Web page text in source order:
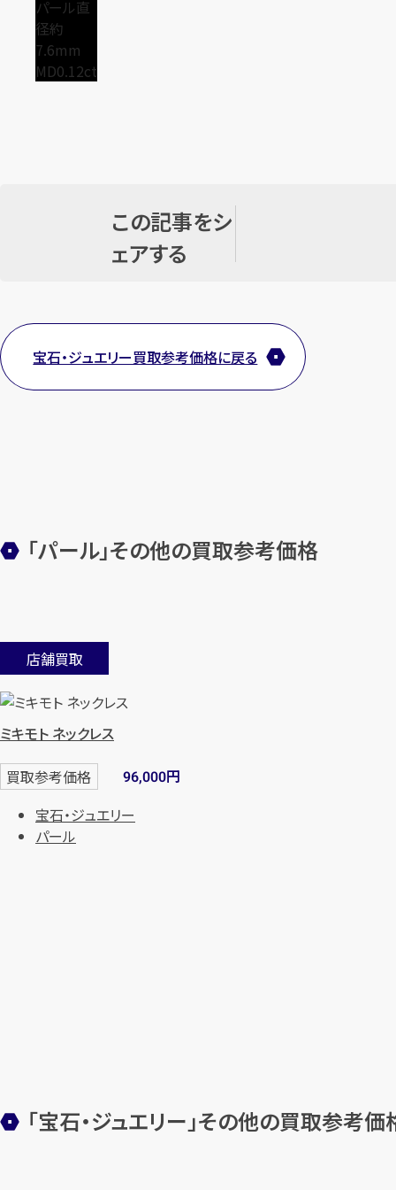
この記事をシ
ェアする
宝石・ジュエリー買取参考価格に戻る
「パール」その他の買取参考価格
店舗買取
ミキモト ネックレス
買取参考価格 96,000円
宝石・ジュエリー
パール
「宝石・ジュエリー」その他の買取参考価